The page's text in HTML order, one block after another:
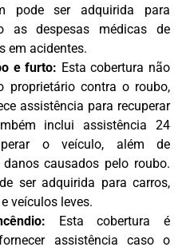
pode ser adquirida para
as despesas médicas de
em acidentes.
e furto: Esta cobertura não
proprietário contra o roubo,
assistência para recuperar
inclui assistência 24
o veículo, além de
causados pelo roubo.
ser adquirida para carros,
veículos leves.
Esta cobertura é
assistência caso o